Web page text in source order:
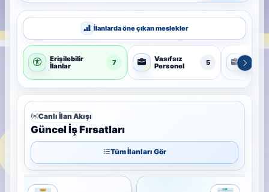
İlanlarda öne çıkan meslekler
Erişilebilir
İlanlar
7
Vasıfsız
Personel
5
Canlı İlan Akışı
Güncel İş Fırsatları
Tüm İlanları Gör